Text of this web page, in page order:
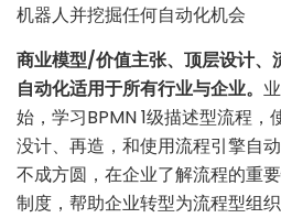
机器人并挖掘任何自动化机会
商业模型/价值主张、顶层设计、
自动化适用于所有行业与企业。
始，学习BPMN 1级描述型流程，
没计、再造，和使用流程引擎自
不成方圆，在企业了解流程的重
制度，帮助企业转型为流程型组织